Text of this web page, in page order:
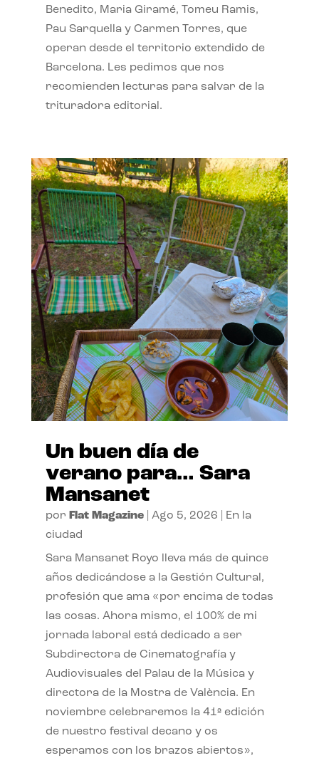
Benedito, Maria Giramé, Tomeu Ramis,
Pau Sarquella y Carmen Torres, que
operan desde el territorio extendido de
Barcelona. Les pedimos que nos
recomienden lecturas para salvar de la
trituradora editorial.
Un buen día de
verano para… Sara
Mansanet
por Flat Magazine| Ago 5, 2026
En la
ciudad
Sara Mansanet Royo lleva más de quince
años dedicándose a la Gestión Cultural,
profesión que ama «por encima de todas
las cosas. Ahora mismo, el 100% de mi
jornada laboral está dedicado a ser
Subdirectora de Cinematografía y
Audiovisuales del Palau de la Música y
directora de la Mostra de València. En
noviembre celebraremos la 41ª edición
de nuestro festival decano y os
esperamos con los brazos abiertos»,